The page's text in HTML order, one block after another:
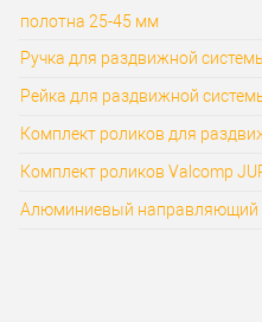
полотна 25-45 мм
Ручка для раздвижной
Рейка для раздвижной
Комплект роликов для
Комплект роликов Valcomp
Алюминиевый направляющий